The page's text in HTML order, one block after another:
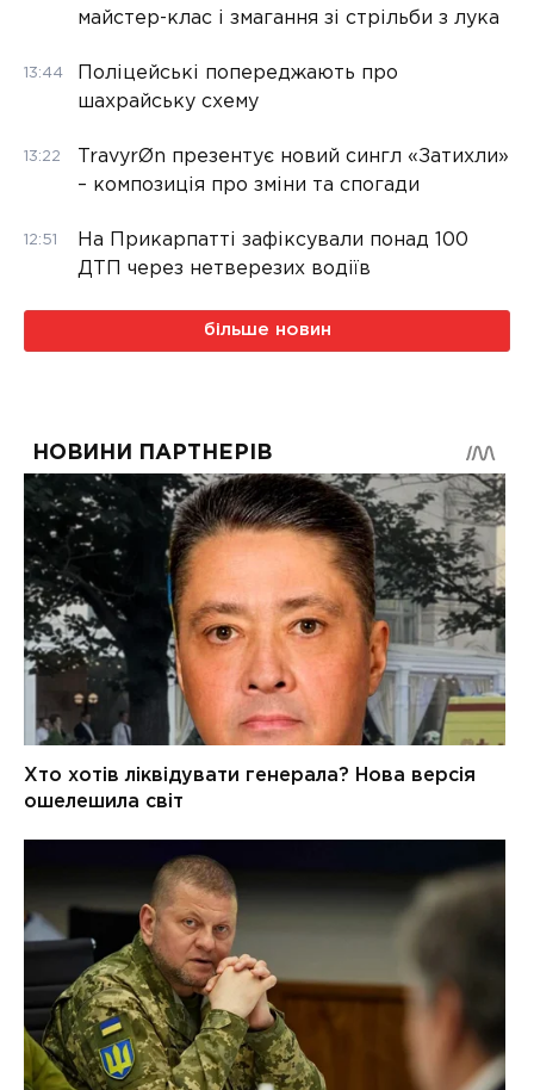
майстер-клас і змагання зі стрільби з лука
13:44
Поліцейські попереджають про
шахрайську схему
13:22
TravyrØn презентує новий сингл «Затихли»
– композиція про зміни та спогади
12:51
На Прикарпатті зафіксували понад 100
ДТП через нетверезих водіїв
більше новин